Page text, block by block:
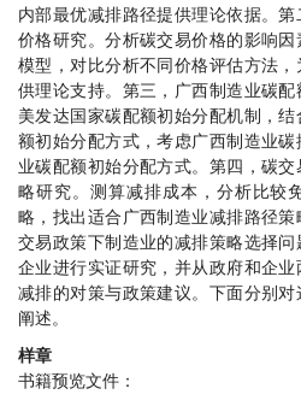
内部最优减排路径提供理论依据。
价格研究。分析碳交易价格的影响
模型，对比分析不同价格评估方法
供理论支持。第三，广西制造业碳
美发达国家碳配额初始分配机制，
额初始分配方式，考虑广西制造业
业碳配额初始分配方式。第四，碳
略研究。测算减排成本，分析比较
略，找出适合广西制造业减排路径
交易政策下制造业的减排策略选择
企业进行实证研究，并从政府和企
减排的对策与政策建议。下面分别
阐述。
样章
书籍预览文件：